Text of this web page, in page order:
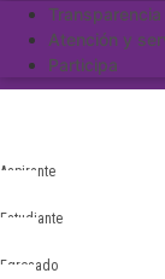
Atención y
Participa
Aspirante
Estudiante
Egresado